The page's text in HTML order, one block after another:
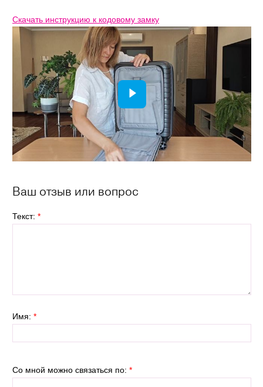
Скачать инструкцию к кодовому замку
Ваш отзыв или вопрос
Текст: *
Имя: *
Со мной можно связаться по: *